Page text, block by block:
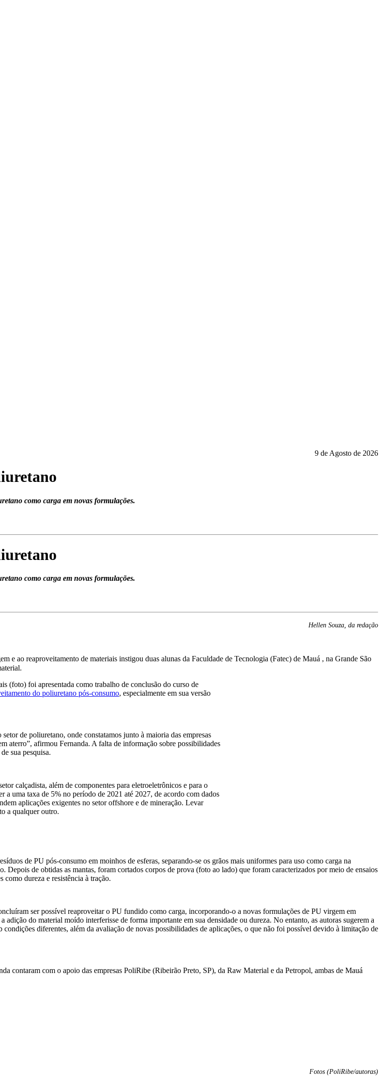
9 de Agosto de 2026
como carga em novas formulações.
como carga em novas formulações.
Hellen Souza, da redação
e ao reaproveitamento de materiais instigou duas alunas da Faculdade de Tecnologia (Fatec) de Mauá , na Grande São
(foto) foi apresentada como trabalho de conclusão do curso de
do poliuretano pós-consumo, especialmente em sua versão
de poliuretano, onde constatamos junto à maioria das empresas
aterro”, afirmou Fernanda. A falta de informação sobre possibilidades
sua pesquisa.
calçadista, além de componentes para eletroeletrônicos e para o
uma taxa de 5% no período de 2021 até 2027, de acordo com dados
aplicações exigentes no setor offshore e de mineração. Levar
a qualquer outro.
de PU pós-consumo em moinhos de esferas, separando-se os grãos mais uniformes para uso como carga na
Depois de obtidas as mantas, foram cortados corpos de prova (foto ao lado) que foram caracterizados por meio de ensaios
como dureza e resistência à tração.
ser possível reaproveitar o PU fundido como carga, incorporando-o a novas formulações de PU virgem em
adição do material moído interferisse de forma importante em sua densidade ou dureza. No entanto, as autoras sugerem a
condições diferentes, além da avaliação de novas possibilidades de aplicações, o que não foi possível devido à limitação de
contaram com o apoio das empresas PoliRibe (Ribeirão Preto, SP), da Raw Material e da Petropol, ambas de Mauá
Fotos (PoliRibe/autoras)